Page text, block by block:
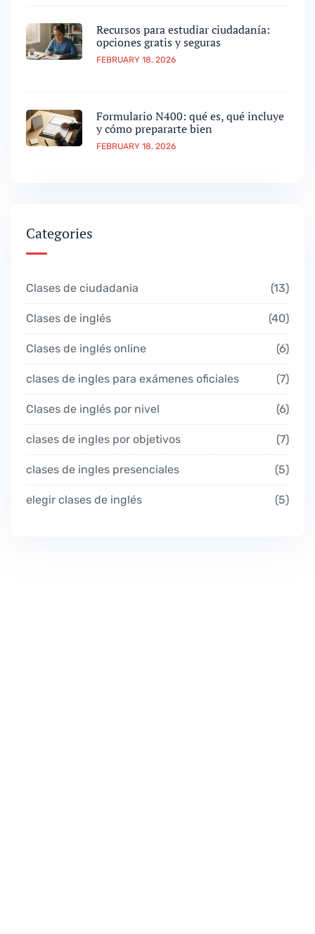
Recursos para estudiar ciudadanía:
opciones gratis y seguras
FEBRUARY 18, 2026
Formulario N400: qué es, qué incluye
y cómo prepararte bien
FEBRUARY 18, 2026
Categories
Clases de ciudadania 13
Clases de inglés 40
Clases de inglés online 6
clases de ingles para exámenes oficiales 7
Clases de inglés por nivel 6
clases de ingles por objetivos 7
clases de ingles presenciales 5
elegir clases de inglés 5